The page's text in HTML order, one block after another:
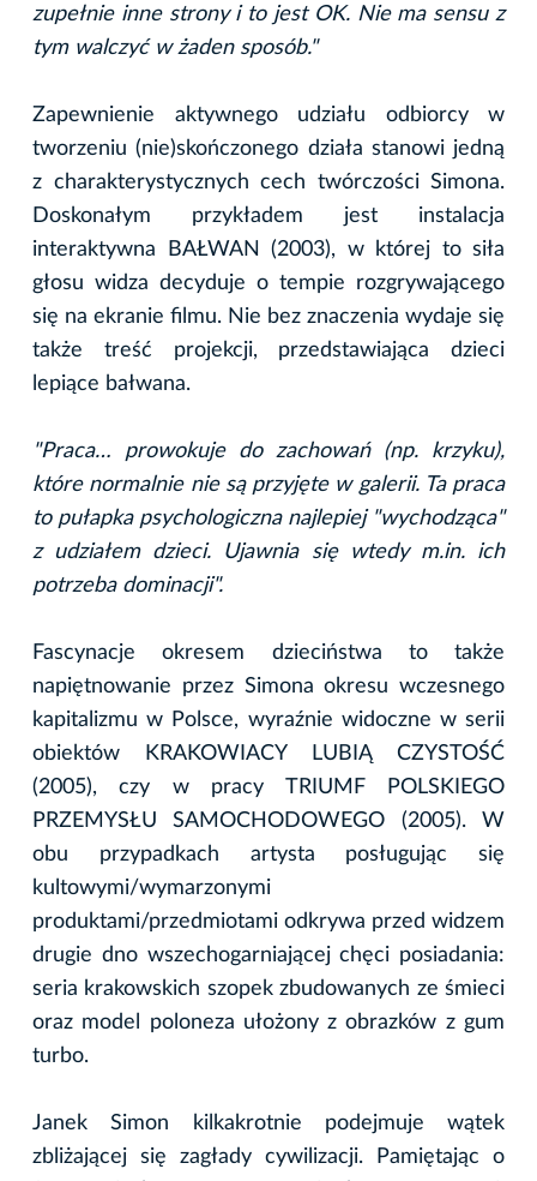
zupełnie inne strony i to jest OK. Nie ma sensu z
tym walczyć w żaden sposób."
Zapewnienie aktywnego udziału odbiorcy w
tworzeniu (nie)skończonego działa stanowi jedną
z charakterystycznych cech twórczości Simona.
Doskonałym przykładem jest instalacja
interaktywna BAŁWAN (2003), w której to siła
głosu widza decyduje o tempie rozgrywającego
się na ekranie filmu. Nie bez znaczenia wydaje się
także treść projekcji, przedstawiająca dzieci
lepiące bałwana.
"Praca… prowokuje do zachowań (np. krzyku),
które normalnie nie są przyjęte w galerii. Ta praca
to pułapka psychologiczna najlepiej "wychodząca"
z udziałem dzieci. Ujawnia się wtedy m.in. ich
potrzeba dominacji".
Fascynacje okresem dzieciństwa to także
napiętnowanie przez Simona okresu wczesnego
kapitalizmu w Polsce, wyraźnie widoczne w serii
obiektów KRAKOWIACY LUBIĄ CZYSTOŚĆ
(2005), czy w pracy TRIUMF POLSKIEGO
PRZEMYSŁU SAMOCHODOWEGO (2005). W
obu przypadkach artysta posługując się
kultowymi/wymarzonymi
produktami/przedmiotami odkrywa przed widzem
drugie dno wszechogarniającej chęci posiadania:
seria krakowskich szopek zbudowanych ze śmieci
oraz model poloneza ułożony z obrazków z gum
turbo.
Janek Simon kilkakrotnie podejmuje wątek
zbliżającej się zagłady cywilizacji. Pamiętając o